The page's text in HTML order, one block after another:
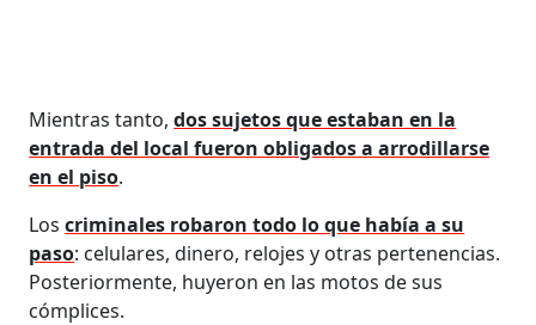
Mientras tanto,dos sujetos que estaban en la
entrada del local fueron obligados a arrodillarse
en el piso.
Loscriminales robaron todo lo que había a su
paso: celulares, dinero, relojes y otras pertenencias.
Posteriormente, huyeron en las motos de sus
cómplices.